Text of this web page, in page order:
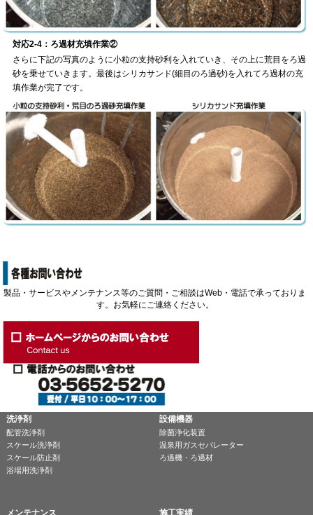
対応2-4：ろ過材充填作業②
さらに下記の写真のように小粒の支持砂利を入れていき、その上に荒目をろ過
砂を乗せていきます。最後はシリカサンド(細目のろ過砂)を入れてろ過材の充
填作業が完了です。
製品・サービスやメンテナンス等のご質問・ご相談はWeb・電話で承っておりま
す。お気軽にご連絡ください。
洗浄剤
配管洗浄剤
スケール洗浄剤
スケール防止剤
浴場用洗浄剤
設備機器
除菌浄化装置
温泉用ガスセパレーター
ろ過機・ろ過材